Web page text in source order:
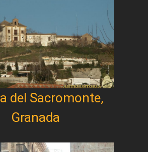
del Sacromonte,
Granada